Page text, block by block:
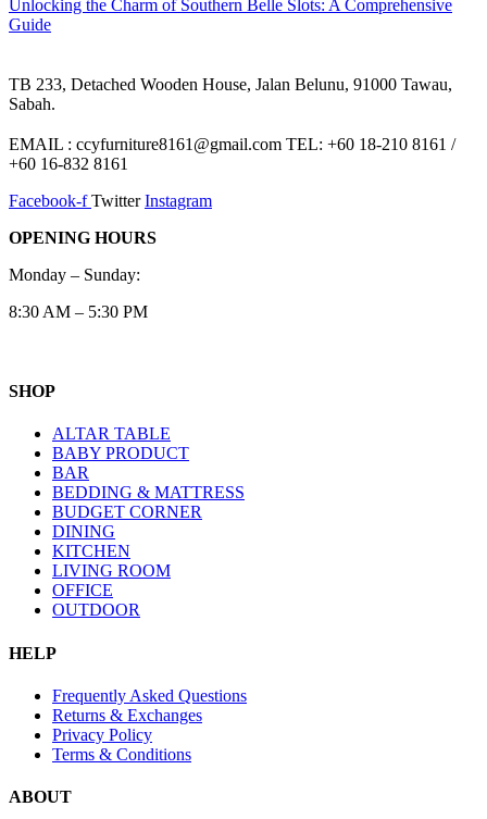
Unlocking the Charm of Southern Belle Slots: A Comprehensive
Guide
TB 233, Detached Wooden House, Jalan Belunu, 91000 Tawau,
Sabah.
EMAIL : ccyfurniture8161@gmail.com TEL: +60 18-210 8161 /
+60 16-832 8161
Facebook-f Twitter Instagram
OPENING HOURS
Monday – Sunday:
8:30 AM – 5:30 PM
SHOP
ALTAR TABLE
BABY PRODUCT
BAR
BEDDING & MATTRESS
BUDGET CORNER
DINING
KITCHEN
LIVING ROOM
OFFICE
OUTDOOR
HELP
Frequently Asked Questions
Returns & Exchanges
Privacy Policy
Terms & Conditions
ABOUT